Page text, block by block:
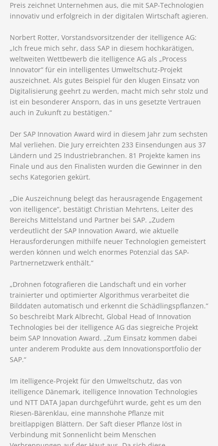
Preis zeichnet Unternehmen aus, die mit SAP-Technologien
innovativ und erfolgreich in der digitalen Wirtschaft agieren.
Norbert Rotter, Vorstandsvorsitzender der itelligence AG:
„Ich freue mich sehr, dass SAP in diesem hochkarätigen,
weltweiten Wettbewerb die itelligence AG als „Process
Innovator“ für ein intelligentes Umweltschutz-Projekt
auszeichnet. Als gutes Beispiel für den klugen Einsatz von
Digitalisierung geehrt zu werden, macht mich sehr stolz und
ist ein besonderer Ansporn, das in uns gesetzte Vertrauen
auch in Zukunft zu bestätigen.“
Der SAP Innovation Award wird in diesem Jahr zum sechsten
Mal verliehen. Die Jury erreichten 233 Einsendungen aus 37
Ländern und 25 Industriebranchen. 81 Projekte kamen ins
Finale und aus den Finalisten wurden die Gewinner in den
sechs Kategorien gekürt.
„Die Auszeichnung belegt das herausragende Engagement
von itelligence“, bestätigt Christian Mehrtens, Leiter des
Bereichs Mittelstand und Partner bei SAP. „Zudem
verdeutlicht der SAP Innovation Award, wie aktuelle
Herausforderungen mithilfe neuer Technologien gemeistert
werden können und welch enormes Potenzial das SAP-
Partnernetzwerk enthält.“
„Drohnen fotografieren die Landschaft und ein vorher
trainierter und optimierter Algorithmus verarbeitet die
Bilddaten automatisch und erkennt die Schädlingspflanzen.“
So beschreibt Mark Albrecht, Global Head of Innovation
Technologies bei der itelligence AG das siegreiche Projekt
beim SAP Innovation Award. „Zum Einsatz kommen dabei
unter anderem Produkte aus dem Innovationsportfolio der
SAP.“
Im itelligence-Projekt für den Umweltschutz, das von
itelligence Dänemark, itelligence Innovation Technologies
und NTT DATA Japan durchgeführt wurde, geht es um den
Riesen-Bärenklau, eine mannshohe Pflanze mit
breitlappigen Blättern. Der Saft dieser Pflanze löst in
Verbindung mit Sonnenlicht beim Menschen